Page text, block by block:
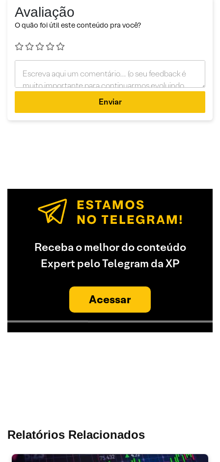
Avaliação
O quão foi útil este conteúdo pra você?
Enviar
Receba o melhor do conteúdo
Expert pelo Telegram da XP
Acessar
Relatórios Relacionados